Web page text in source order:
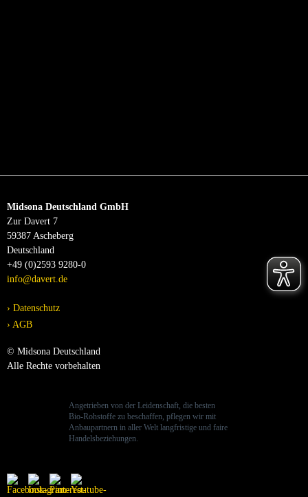
Midsona Deutschland GmbH
Zur Davert 7
59387 Ascheberg
Deutschland
+49 (0)2593 9280-0
info@davert.de
Datenschutz
AGB
© Midsona Deutschland
Alle Rechte vorbehalten
Angetrieben von der Leidenschaft, die besten
Bio-Rohstoffe zu beschaffen, pflegen wir mit
Anbaupartnern in aller Welt langfristige und faire
Handelsbeziehungen.